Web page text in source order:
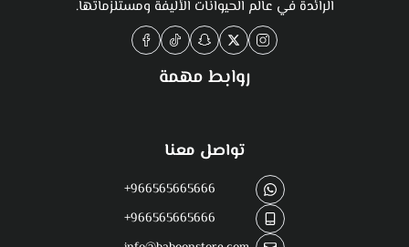
الرائدة في عالم الحيوانات الأليفة ومستلزماتها.
روابط مهمة
تواصل معنا
+966565665666
+966565665666